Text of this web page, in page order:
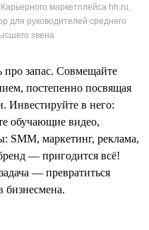
маркетплейса hh.ru,
для руководителей среднего
звена
про запас. Совмещайте
постепенно посвящая
Инвестируйте в него:
обучающие видео,
SMM, маркетинг, реклама,
— пригодится всё!
— превратиться
бизнесмена.